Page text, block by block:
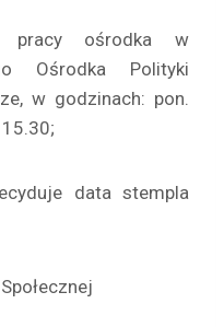
pracy ośrodka w
Ośrodka Polityki
w godzinach: pon.
data stempla